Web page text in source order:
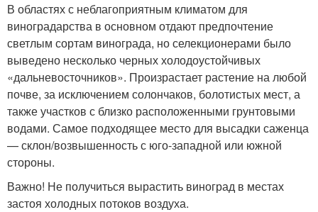
В областях с неблагоприятным климатом для
виноградарства в основном отдают предпочтение
светлым сортам винограда, но селекционерами было
выведено несколько черных холодоустойчивых
«дальневосточников». Произрастает растение на любой
почве, за исключением солончаков, болотистых мест, а
также участков с близко расположенными грунтовыми
водами. Самое подходящее место для высадки саженца
— склон/возвышенность с юго-западной или южной
стороны.
Важно! Не получиться вырастить виноград в местах
застоя холодных потоков воздуха.